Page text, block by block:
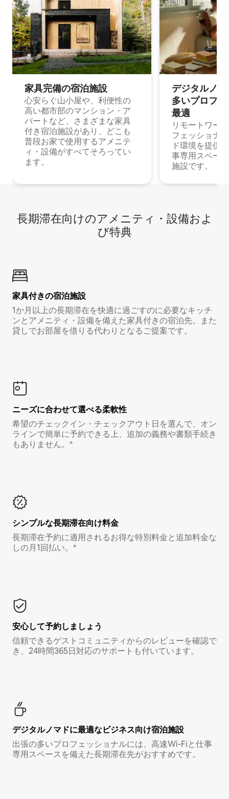
家具完備の宿⁠泊⁠施⁠設
心安らぐ山小屋や、利便性の
高い都市部のマンション・ア
パートなど、さまざまな家具
付き宿泊施設があり、どこも
普段お家で使用するアメニテ
ィ・設備がすべてそろってい
ます。
デジタルノ
多⁠いプ⁠ロ⁠フ⁠
最⁠適
リモートワー
フェッショナ
ド環境を提供
事専用スペー
施設です。
長期滞在向け⁠のア⁠メ⁠ニ⁠テ⁠ィ⁠・設⁠備⁠およ
び特⁠典
家具付き⁠の宿⁠泊⁠施⁠設
1か月以上の長期滞在を快適に過ごすのに必要なキッチ
ンとアメニティ・設備を備えた家具付きの宿泊先。また
貸しでお部屋を借りる代わりとなるご提案です。
ニーズに合わせて選べる柔軟性
希望のチェックイン・チェックアウト日を選んで、オン
ラインで簡単に予約できる上、追加の義務や書類手続き
もありません。*
シンプルな長期滞在向け料金
長期滞在予約に適用されるお得な特別料金と追加料金な
しの月1回払い。*
安心して予約しましょう
信頼できるゲストコミュニティからのレビューを確認で
き、24時間365日対応のサポートも付いています。
デジタルノマド⁠に最⁠適⁠なビ⁠ジ⁠ネ⁠ス⁠向⁠け宿⁠泊⁠施⁠設
出張の多いプロフェッショナルには、高速Wi-Fiと仕事
専用スペースを備えた長期滞在先がおすすめです。